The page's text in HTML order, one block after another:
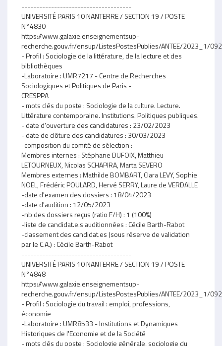
-------------------------------------
UNIVERSITÉ PARIS 10 NANTERRE / SECTION 19 / POSTE
N°4830
https://www.galaxie.enseignementsup-
recherche.gouv.fr/ensup/ListesPostesPublies/ANTEE/2023_1/
- Profil : Sociologie de la littérature, de la lecture et des
bibliothèques
-Laboratoire : UMR7217 - Centre de Recherches
Sociologiques et Politiques de Paris -
CRESPPA
- mots clés du poste : Sociologie de la culture. Lecture.
Littérature contemporaine. Institutions. Politiques publiques.
- date d'ouverture des candidatures : 23/02/2023
- date de clôture des candidatures : 30/03/2023
-composition du comité de sélection :
Membres internes : Stéphane DUFOIX, Matthieu
LETOURNEUX, Nicolas SCHAPIRA, Marta SEVERO
Membres externes : Mathilde BOMBART, Clara LEVY, Sophie
NOEL, Frédéric POULARD, Hervé SERRY, Laure de VERDALLE
-date d'examen des dossiers : 18/04/2023
-date d'audition : 12/05/2023
-nb des dossiers reçus (ratio F/H) : 1 (100%)
-liste de candidat.e.s auditionnées : Cécile Barth-Rabot
-classement des candidat.es (sous réserve de validation
par le C.A.) : Cécile Barth-Rabot
-------------------------------------
UNIVERSITÉ PARIS 10 NANTERRE / SECTION 19 / POSTE
N°4848
https://www.galaxie.enseignementsup-
recherche.gouv.fr/ensup/ListesPostesPublies/ANTEE/2023_1/
- Profil : Sociologie du travail : emploi, professions,
économie
-Laboratoire : UMR8533 - Institutions et Dynamiques
Historiques de l'Economie et de la Société
- mots clés du poste : Sociologie générale, sociologie du